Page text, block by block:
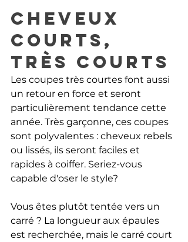
Cheveux
courts,
très courts
Les coupes très courtes font aussi
un retour en force et seront
particulièrement tendance cette
année. Très garçonne, ces coupes
sont polyvalentes : cheveux rebels
ou lissés, ils seront faciles et
rapides à coiffer. Seriez-vous
capable d'oser le style?
Vous êtes plutôt tentée vers un
carré ? La longueur aux épaules
est recherchée, mais le carré court